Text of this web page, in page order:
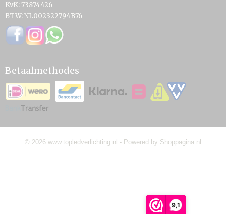
9,1
KvK: 73874426
BTW: NL002322794B76
Betaalmethodes
© 2026 www.topledverlichting.nl - Powered by Shoppagina.nl